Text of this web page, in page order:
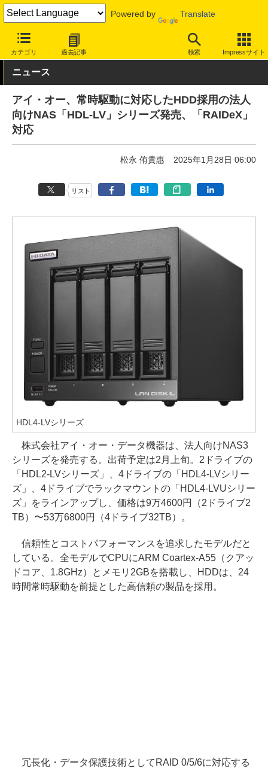
Powered by Translate
カテゴリ 過去記事 検索 Impressサイト
INTERNET Watch トピック ネットワーク機器・管
ニュース
アイ・オー、常時駆動に対応したHDD採用の法人
向けNAS「HDL-LV」シリーズ発売、「RAIDeX」
対応
松永 侑貴惠 2025年1月28日 06:00
リスト
HDL4-LVシリーズ
株式会社アイ・オー・データ機器は、法人向けNAS3
シリーズを発売する。出荷予定は2月上旬。2ドライブの
「HDL2-LVシリーズ」、4ドライブの「HDL4-LVシリー
ズ」、4ドライブでラックマウントの「HDL4-LVUシリー
ズ」をラインアップし、価格は9万4600円（2ドライブ2
TB）〜53万6800円（4ドライブ32TB）。
信頼性とコストパフォーマンスを追求したモデルだと
している。全モデルでCPUにARM Coartex-A55（クアッ
ドコア、1.8GHz）とメモリ2GBを搭載し、HDDは、24
時間常時駆動を前提とした高信頼の製品を採用。
冗長化・データ保護技術としてRAID 0/5/6に対応する